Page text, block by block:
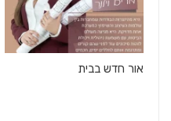
אור חדש בבית